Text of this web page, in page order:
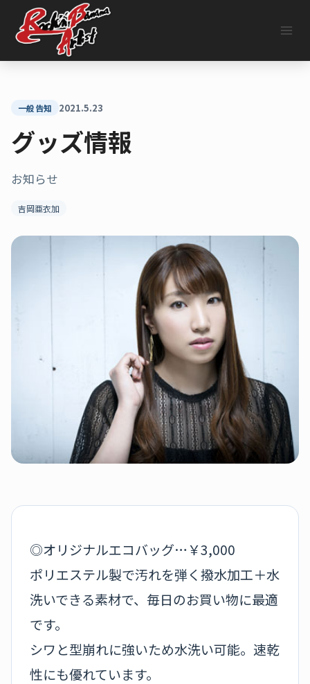
キ
一般告知 2021.5.23
グッズ情報
お知らせ
吉岡亜衣加
◎オリジナルエコバッグ…￥3,000
ポリエステル製で汚れを弾く撥水加工＋水
洗いできる素材で、毎日のお買い物に最適
です。
シワと型崩れに強いため水洗い可能。速乾
性にも優れています。